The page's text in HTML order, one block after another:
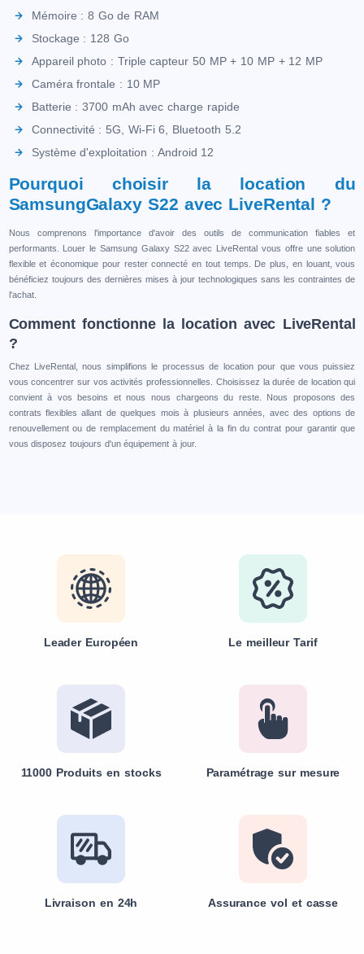
Mémoire : 8 Go de RAM
Stockage : 128 Go
Appareil photo : Triple capteur 50 MP + 10 MP + 12 MP
Caméra frontale : 10 MP
Batterie : 3700 mAh avec charge rapide
Connectivité : 5G, Wi-Fi 6, Bluetooth 5.2
Système d'exploitation : Android 12
Pourquoi choisir la location du
SamsungGalaxy S22 avec LiveRental ?
Nous comprenons l'importance d'avoir des outils de communication fiables et
performants. Louer le Samsung Galaxy S22 avec LiveRental vous offre une solution
flexible et économique pour rester connecté en tout temps. De plus, en louant, vous
bénéficiez toujours des dernières mises à jour technologiques sans les contraintes de
l'achat.
Comment fonctionne la location avec LiveRental
?
Chez LiveRental, nous simplifions le processus de location pour que vous puissiez
vous concentrer sur vos activités professionnelles. Choisissez la durée de location qui
convient à vos besoins et nous nous chargeons du reste. Nous proposons des
contrats flexibles allant de quelques mois à plusieurs années, avec des options de
renouvellement ou de remplacement du matériel à la fin du contrat pour garantir que
vous disposez toujours d'un équipement à jour.
Leader Européen Le meilleur Tarif
11000 Produits en stocks Paramétrage sur mesure
Livraison en 24h Assurance vol et casse